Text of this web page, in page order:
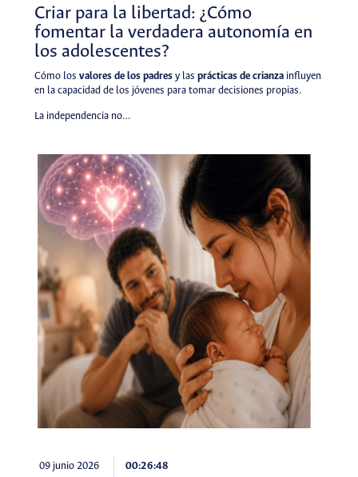
Criar para la libertad: ¿Cómo
fomentar la verdadera autonomía en
los adolescentes?
Cómo los valores de los padresy las prácticas de crianzainfluyen
en la capacidad de los jóvenes para tomar decisiones propias.
La independencia no…
09 junio 2026 00:26:48